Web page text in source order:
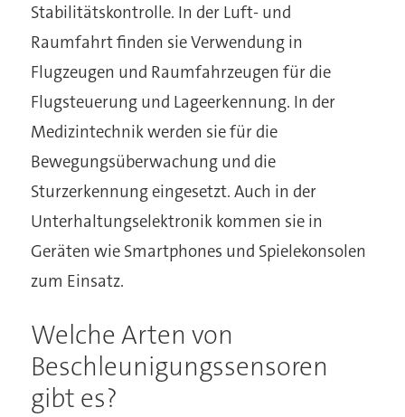
Stabilitätskontrolle. In der Luft- und
Raumfahrt finden sie Verwendung in
Flugzeugen und Raumfahrzeugen für die
Flugsteuerung und Lageerkennung. In der
Medizintechnik werden sie für die
Bewegungsüberwachung und die
Sturzerkennung eingesetzt. Auch in der
Unterhaltungselektronik kommen sie in
Geräten wie Smartphones und Spielekonsolen
zum Einsatz.
Welche Arten von
Beschleunigungssensoren
gibt es?